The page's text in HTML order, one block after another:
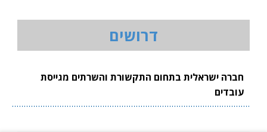
דרושים
חברה ישראלית בתחום התקשורת והשרתים מגייסת
עובדים